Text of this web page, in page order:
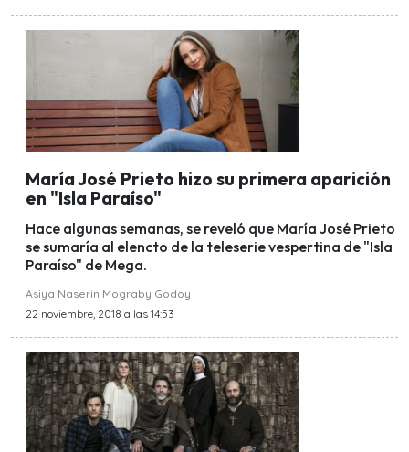
María José Prieto hizo su primera aparición
en "Isla Paraíso"
Hace algunas semanas, se reveló que María José Prieto
se sumaría al elencto de la teleserie vespertina de "Isla
Paraíso" de Mega.
Asiya Naserin Mograby Godoy
22 noviembre, 2018 a las 14:53